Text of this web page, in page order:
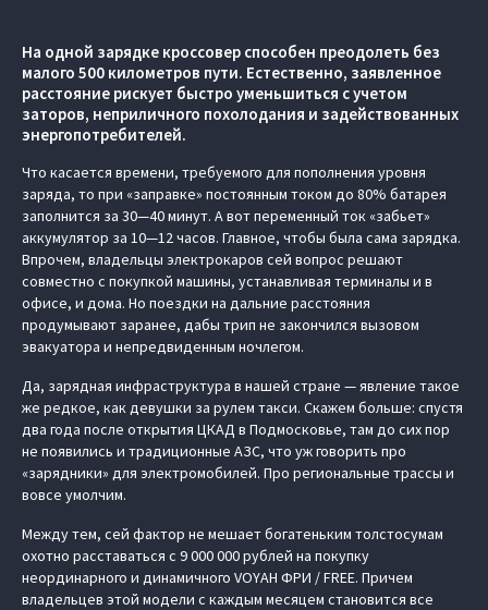
На одной зарядке кроссовер способен преодолеть без
малого 500 километров пути. Естественно, заявленное
расстояние рискует быстро уменьшиться с учетом
заторов, неприличного похолодания и задействованных
энергопотребителей.
Что касается времени, требуемого для пополнения уровня
заряда, то при «заправке» постоянным током до 80% батарея
заполнится за 30—40 минут. А вот переменный ток «забьет»
аккумулятор за 10—12 часов. Главное, чтобы была сама зарядка.
Впрочем, владельцы электрокаров сей вопрос решают
совместно с покупкой машины, устанавливая терминалы и в
офисе, и дома. Но поездки на дальние расстояния
продумывают заранее, дабы трип не закончился вызовом
эвакуатора и непредвиденным ночлегом.
Да, зарядная инфраструктура в нашей стране — явление такое
же редкое, как девушки за рулем такси. Скажем больше: спустя
два года после открытия ЦКАД в Подмосковье, там до сих пор
не появились и традиционные АЗС, что уж говорить про
«зарядники» для электромобилей. Про региональные трассы и
вовсе умолчим.
Между тем, сей фактор не мешает богатеньким толстосумам
охотно расставаться с 9 000 000 рублей на покупку
неординарного и динамичного VOYAH ФРИ / FREE. Причем
владельцев этой модели с каждым месяцем становится все